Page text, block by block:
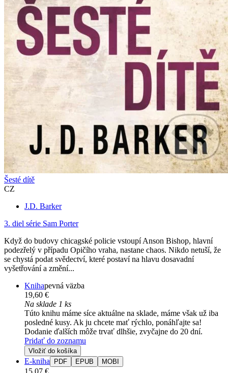
Šesté dítě
CZ
J.D. Barker
3. diel série Sam Porter
Když do budovy chicagské policie vstoupí Anson Bishop, hlavní
podezřelý v případu Opičího vraha, nastane chaos. Nikdo netuší, že
se chystá podat svědectví, které postaví na hlavu dosavadní
vyšetřování a změní...
Knihapevná väzba
19,60 €
Na sklade 1 ks
Túto knihu máme síce aktuálne na sklade, máme však už iba
posledné kusy. Ak ju chcete mať rýchlo, ponáhľajte sa!
Dodanie ďalších môže trvať dlhšie, zvyčajne do 20 dní.
Pridať do zoznamu
Vložiť do košíka
E-kniha PDF EPUB MOBI